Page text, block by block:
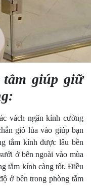
tắm giúp giữ
vách ngăn kính cường
gió lùa vào giúp bạn
tắm kính được lâu bền
ở bên ngoài vào mùa
tắm kính càng tốt. Điều
ở bên trong phòng tắm